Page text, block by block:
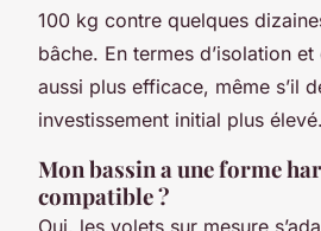
100 kg contre quelques
bâche. En termes d’isolation et
aussi plus efficace, même s’il
investissement initial plus élevé.
Mon bassin a une forme
compatible ?
Oui, les volets sur mesure